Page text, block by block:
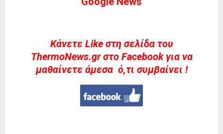
Kάνετε Like στη σελίδα του
ThermoNews.gr στο Facebook για να
μαθαίνετε άμεσα ό,τι συμβαίνει !